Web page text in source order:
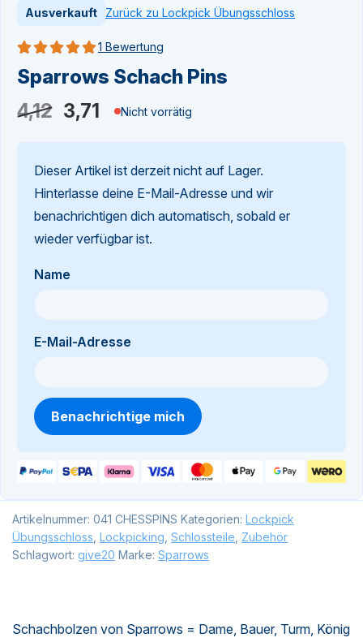
Ausverkauft Zurück zu Lockpick Übungsschloss
Bewertung 5 von 5
1 Bewertung
Sparrows Schach Pins
4,12 Ursprünglicher
4,12
3,71 Aktueller
3,71.
Nicht vorrätig
Dieser Artikel ist derzeit nicht auf Lager.
Hinterlasse deine E-Mail-Adresse und wir
benachrichtigen dich automatisch, sobald er
wieder verfügbar ist.
Name
E-Mail-Adresse
Benachrichtige mich
Artikelnummer: 041 CHESSPINS Kategorien: Lockpick
Übungsschloss Lockpicking Schlossteile Zubehör
Schlagwort: give20 Marke: Sparrows
Schachbolzen von Sparrows = Dame, Bauer, Turm, König